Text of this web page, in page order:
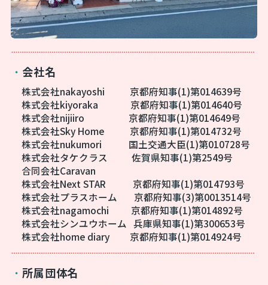
・ 会社名
株式会社nakayoshi
京都府知事(1)第014639号
株式会社kiyoraka
京都府知事(1)第014640号
株式会社nijiiro
京都府知事(1)第014649号
株式会社Sky Home
京都府知事(1)第014732号
株式会社nukumori
国土交通大臣(1)第010728号
株式会社タケクラス
佐賀県知事(1)第2549号
合同会社Caravan
株式会社Next STAR
京都府知事(1)第014793号
株式会社プラスホーム
京都府知事(3)第0013514号
株式会社nagamochi
京都府知事(1)第014892号
株式会社シンユウホーム 兵庫県知事(1)第300653号
株式会社home diary
京都府知事(1)第014924号
・ 所属団体名